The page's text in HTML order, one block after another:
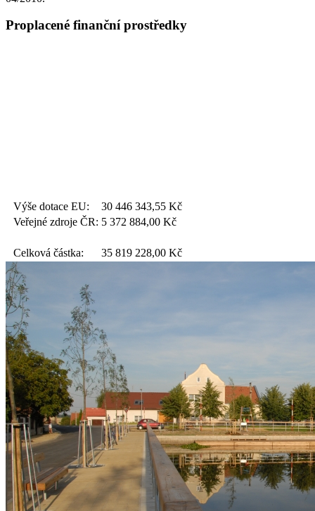
Proplacené finanční prostředky
Výše dotace EU: 30 446 343,55 Kč
Veřejné zdroje ČR: 5 372 884,00 Kč
Celková částka: 35 819 228,00 Kč